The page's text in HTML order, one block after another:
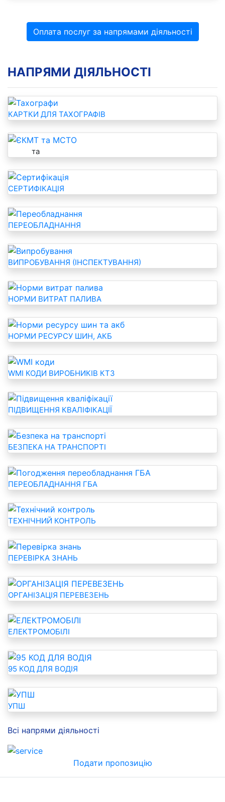
Оплата послуг за напрямами діяльності
НАПРЯМИ ДІЯЛЬНОСТІ
КАРТКИ ДЛЯ ТАХОГРАФІВ
та
СЕРТИФІКАЦІЯ
ПЕРЕОБЛАДНАННЯ
ВИПРОБУВАННЯ (ІНСПЕКТУВАННЯ)
НОРМИ ВИТРАТ ПАЛИВА
НОРМИ РЕСУРСУ ШИН, АКБ
WMI КОДИ ВИРОБНИКІВ КТЗ
ПІДВИЩЕННЯ КВАЛІФІКАЦІЇ
БЕЗПЕКА НА ТРАНСПОРТІ
ПЕРЕОБЛАДНАННЯ ГБА
ТЕХНІЧНИЙ КОНТРОЛЬ
ПЕРЕВІРКА ЗНАНЬ
ОРГАНІЗАЦІЯ ПЕРЕВЕЗЕНЬ
ЕЛЕКТРОМОБІЛІ
95 КОД ДЛЯ ВОДІЯ
УПШ
Всі напрями діяльності
Подати пропозицію